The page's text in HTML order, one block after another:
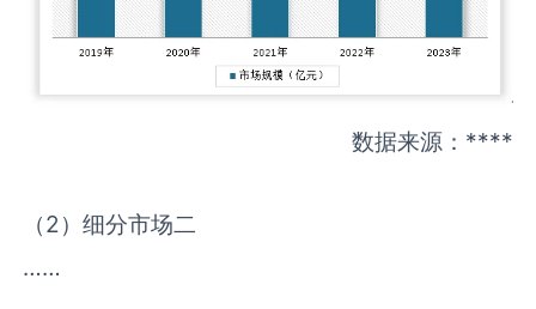
数据来源：****
（2）细分市场二
……